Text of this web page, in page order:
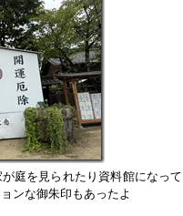
庭を見られたり資料館になっ
ンな御朱印もあったよ